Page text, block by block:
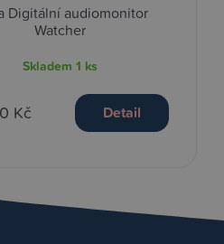
Digitální audiomonitor
Watcher
Skladem1 ks
Kč Detail